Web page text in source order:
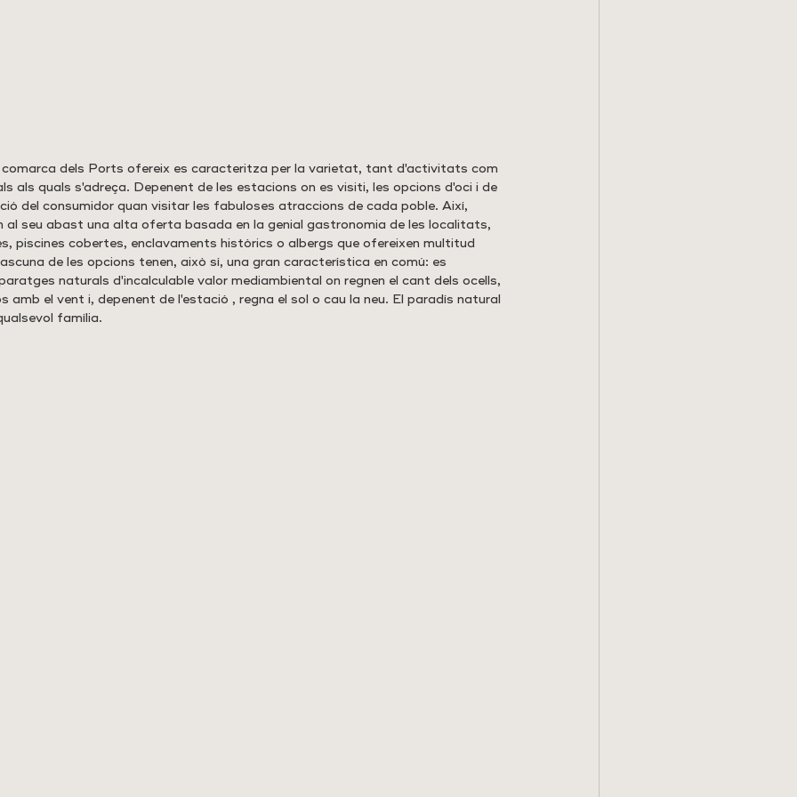
dels Ports ofereix es caracteritza per la varietat, tant d'activitats com
als quals s'adreça. Depenent de les estacions on es visiti, les opcions d'oci i de
del consumidor quan visitar les fabuloses atraccions de cada poble. Així,
al seu abast una alta oferta basada en la genial gastronomia de les localitats,
piscines cobertes, enclavaments històrics o albergs que ofereixen multitud
de les opcions tenen, això sí, una gran característica en comú: es
naturals d'incalculable valor mediambiental on regnen el cant dels ocells,
amb el vent i, depenent de l'estació , regna el sol o cau la neu. El paradís natural
família.